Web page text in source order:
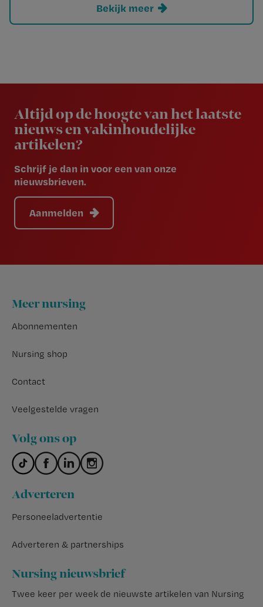
Bekijk meer
Altijd op de hoogte van het laatste
nieuws en vakinhoudelijke
artikelen?
Schrijf je dan in voor een van onze
nieuwsbrieven.
Aanmelden
Footer
Meer nursing
Abonnementen
Nursing shop
Contact
Veelgestelde vragen
Volg ons op
Adverteren
Personeeladvertentie
Adverteren & partnerships
Nursing nieuwsbrief
Twee keer per week de nieuwste artikelen van Nursing